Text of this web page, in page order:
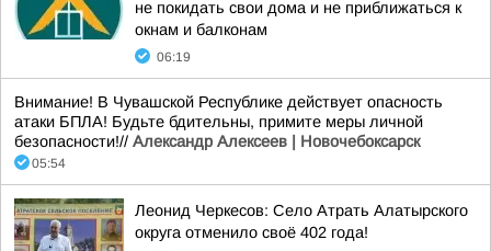
не покидать свои дома и не приближаться к
окнам и балконам
06:19
Внимание! В Чувашской Республике действует опасность
атаки БПЛА! Будьте бдительны, примите меры личной
безопасности!// Александр Алексеев | Новочебоксарск
05:54
Леонид Черкесов: Село Атрать Алатырского
округа отменило своё 402 года!